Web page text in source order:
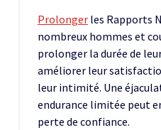
Prolonger les Rapports
nombreux hommes et
prolonger la durée de
améliorer leur
leur intimité. Une
endurance limitée peut
perte de confiance.